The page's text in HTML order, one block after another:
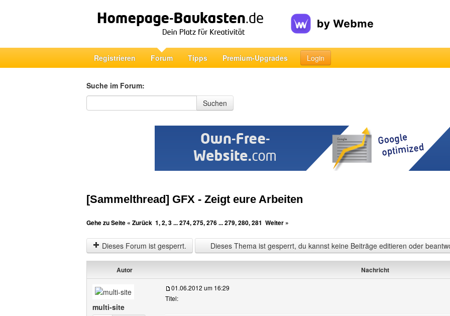
Registrieren Forum Tipps Premium-Upgrades Login
Suche im Forum:
Suche im Forum
Suchen
[Sammelthread] GFX - Zeigt eure Arbeiten
Gehe zu Seite « Zurück 1,2,3...274,275,276...279,280,281 Weiter »
Dieses Forum ist gesperrt. Dieses Thema ist gesperrt, du kannst keine Beiträge editieren oder
Autor Nachricht
multi-site
01.06.2012 um 16:29
Titel: